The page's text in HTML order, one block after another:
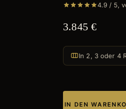
4.9 / 5,
3.845 €
In 2, 3 oder 4
IN DEN